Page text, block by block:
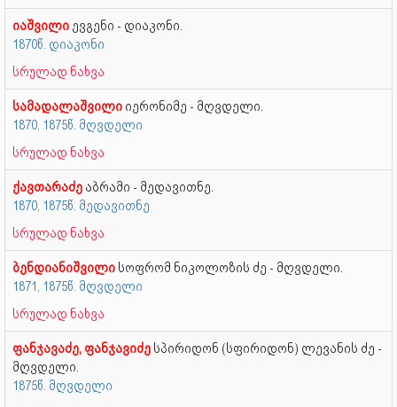
იაშვილი ევგენი - დიაკონი.
1870წ. დიაკონი
სრულად ნახვა
სამადალაშვილი იერონიმე - მღვდელი.
1870, 1875წ. მღვდელი
სრულად ნახვა
ქავთარაძე აბრამი - მედავითნე.
1870, 1875წ. მედავითნე
სრულად ნახვა
ბენდიანიშვილი სოფრომ ნიკოლოზის ძე - მღვდელი.
1871, 1875წ. მღვდელი
სრულად ნახვა
ფანჯავაძე, ფანჯავიძე სპირიდონ (სფირიდონ) ლევანის ძე -
მღვდელი.
1875წ. მღვდელი